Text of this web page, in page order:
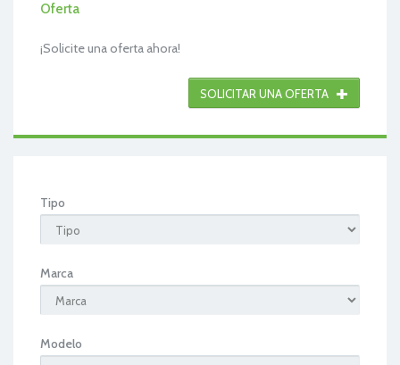
Oferta
¡Solicite una oferta ahora!
SOLICITAR UNA OFERTA
Tipo
Marca
Modelo